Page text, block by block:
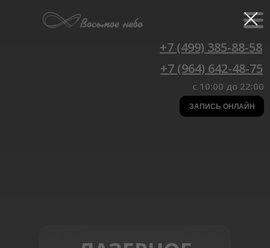
c 10:00 до 22:00
+7 (964) 642-48-75
+7 (499) 385-88-58
ЗАПИСЬ ОНЛАЙН